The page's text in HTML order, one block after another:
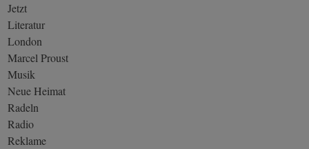
Jetzt
Literatur
London
Marcel Proust
Musik
Neue Heimat
Radeln
Radio
Reklame